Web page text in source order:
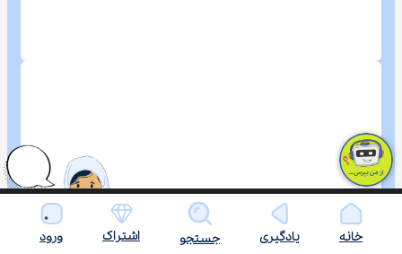
خانه یادگیری جستجو اشتراک ورود